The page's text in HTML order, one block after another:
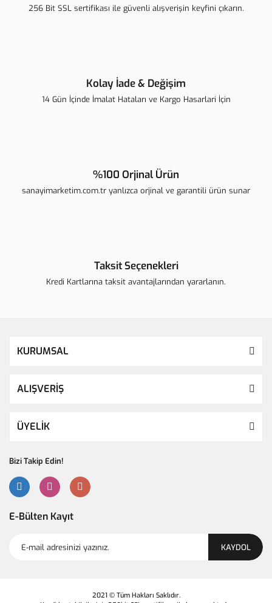
256 Bit SSL sertifikası ile güvenli alışverişin keyfini çıkarın.
Kolay İade & Değişim
14 Gün İçinde İmalat Hataları ve Kargo Hasarlari İçin
%100 Orjinal Ürün
sanayimarketim.com.tr yanlızca orjinal ve garantili ürün sunar
Taksit Seçenekleri
Kredi Kartlarına taksit avantajlarından yararlanın.
KURUMSAL
ALIŞVERİŞ
ÜYELİK
Bizi Takip Edin!
E-Bülten Kayıt
KAYDOL
2021 © Tüm Hakları Saklıdır.